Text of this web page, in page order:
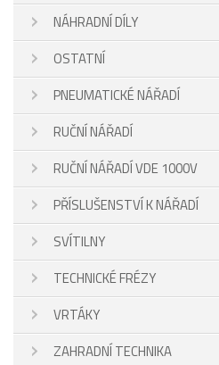
NÁHRADNÍ DÍLY
OSTATNÍ
PNEUMATICKÉ NÁŘADÍ
RUČNÍ NÁŘADÍ
RUČNÍ NÁŘADÍ VDE 1000V
PŘÍSLUŠENSTVÍ K NÁŘADÍ
SVÍTILNY
TECHNICKÉ FRÉZY
VRTÁKY
ZAHRADNÍ TECHNIKA